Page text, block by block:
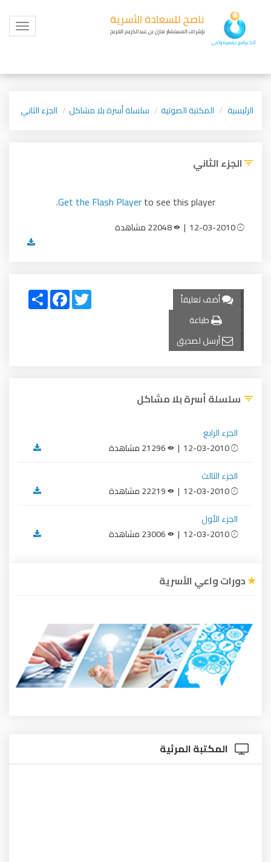
Toggle
الرئيسية المكتبة الصوتية سلسلة أسرة بلا مشاكل الجزء الثاني
الجزء الثاني
Get the Flash Playerto see this player.
أضف تعليقاً
طباعة
أرسل لصديق
Share
FacebookTwitter
سلسلة أسرة بلا مشاكل
الجزء الرابع
الجزء الثالث
الجزء الأول
دورات واعي الأسرية
المكتبة المرئية